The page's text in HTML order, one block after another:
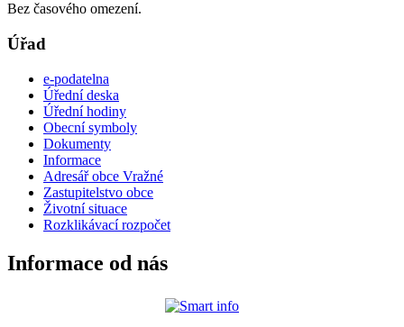
Bez časového omezení.
Úřad
e-podatelna
Úřední deska
Úřední hodiny
Obecní symboly
Dokumenty
Informace
Adresář obce Vražné
Zastupitelstvo obce
Životní situace
Rozklikávací rozpočet
Informace od nás